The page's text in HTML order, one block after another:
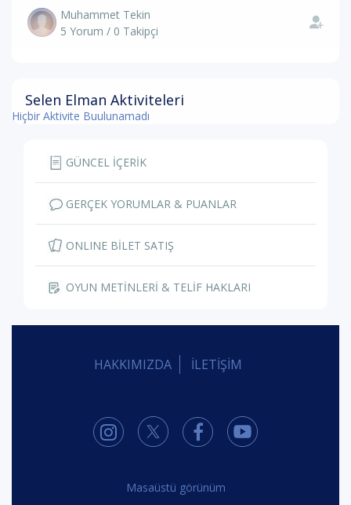
Muhammet Tekin
5 Yorum / 0 Takipçi
Selen Elman Aktiviteleri
Hiçbir Aktivite Buulunamadı
GÜNCEL İÇERİK
GERÇEK YORUMLAR & PUANLAR
ONLINE BİLET SATIŞ
OYUN METİNLERİ & TELİF HAKLARI
HAKKIMIZDA İLETİŞİM
Masaüstü görünüm